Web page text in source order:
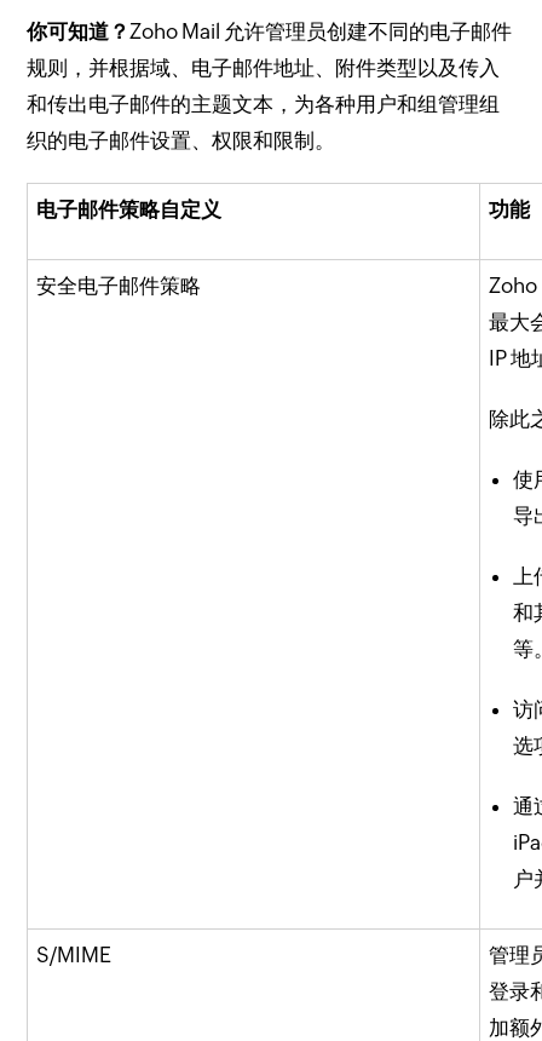
你可知道？Zoho Mail 允许管理员创建不同的电子邮件
规则，并根据域、电子邮件地址、附件类型以及传入
和传出电子邮件的主题文本，为各种用户和组管理组
织的电子邮件设置、权限和限制。
电子邮件策略自定义 功能
安全电子邮件策略
Zoho
最大
IP 地
除此
使
导
上
和
等
访
选
通
户
S/MIME
管理
登录
加额